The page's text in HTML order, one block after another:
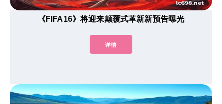
《FIFA16》将迎来颠覆式革新新预告曝光
详情